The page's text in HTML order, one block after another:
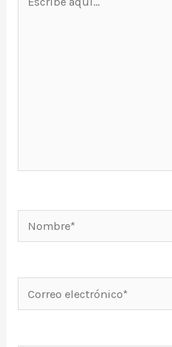
Nombre*
electrónico*